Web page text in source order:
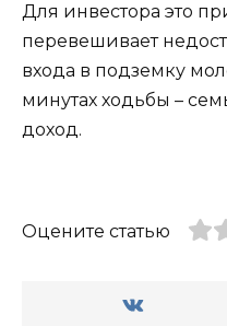
Для инвестора это
перевешивает
входа в подземку
минутах ходьбы –
доход.
Оцените статью